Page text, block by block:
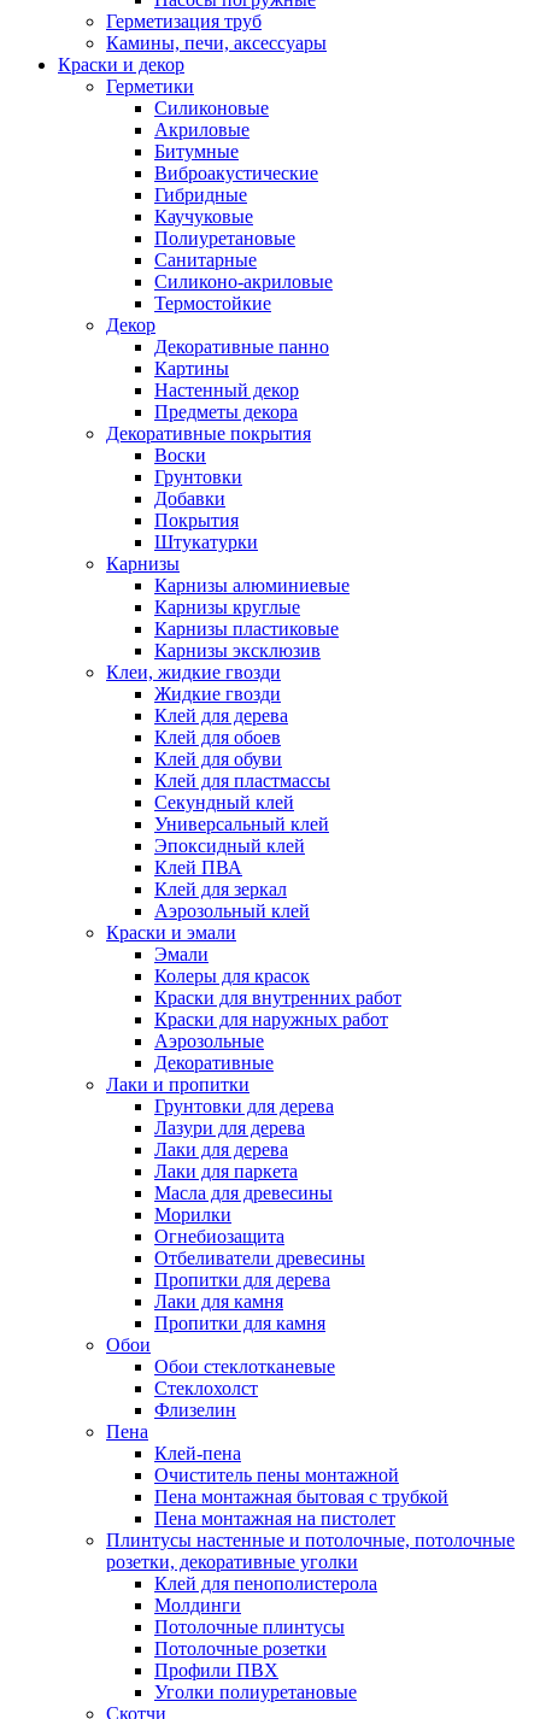
Герметизация труб
Камины, печи, аксессуары
Краски и декор
Герметики
Силиконовые
Акриловые
Битумные
Виброакустические
Гибридные
Каучуковые
Полиуретановые
Санитарные
Силиконо-акриловые
Термостойкие
Декор
Декоративные панно
Картины
Настенный декор
Предметы декора
Декоративные покрытия
Воски
Грунтовки
Добавки
Покрытия
Штукатурки
Карнизы
Карнизы алюминиевые
Карнизы круглые
Карнизы пластиковые
Карнизы эксклюзив
Клеи, жидкие гвозди
Жидкие гвозди
Клей для дерева
Клей для обоев
Клей для обуви
Клей для пластмассы
Секундный клей
Универсальный клей
Эпоксидный клей
Клей ПВА
Клей для зеркал
Аэрозольный клей
Краски и эмали
Эмали
Колеры для красок
Краски для внутренних работ
Краски для наружных работ
Аэрозольные
Декоративные
Лаки и пропитки
Грунтовки для дерева
Лазури для дерева
Лаки для дерева
Лаки для паркета
Масла для древесины
Морилки
Огнебиозащита
Отбеливатели древесины
Пропитки для дерева
Лаки для камня
Пропитки для камня
Обои
Обои стеклотканевые
Стеклохолст
Флизелин
Пена
Клей-пена
Очиститель пены монтажной
Пена монтажная бытовая с трубкой
Пена монтажная на пистолет
Плинтусы настенные и потолочные, потолочные
розетки, декоративные уголки
Клей для пенополистерола
Молдинги
Потолочные плинтусы
Потолочные розетки
Профили ПВХ
Уголки полиуретановые
Скотчи